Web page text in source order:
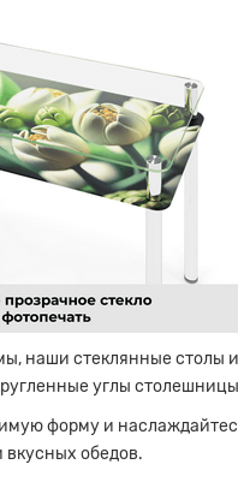
наши стеклянные столы
углы
форму и
вкусных обедов.